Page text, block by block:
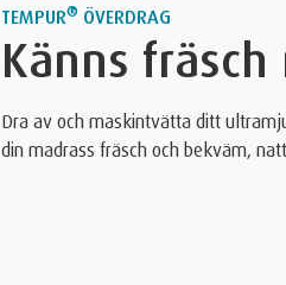
TEMPUR® ÖVERDRAG
Känns
Dra av och maskintvätta ditt
din madrass fräsch och bekväm,